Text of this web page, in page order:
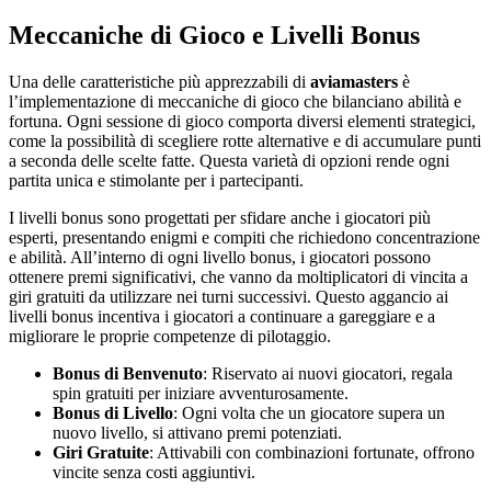
Meccaniche di Gioco e Livelli Bonus
Una delle caratteristiche più apprezzabili di aviamasters è
l’implementazione di meccaniche di gioco che bilanciano abilità e
fortuna. Ogni sessione di gioco comporta diversi elementi strategici,
come la possibilità di scegliere rotte alternative e di accumulare punti
a seconda delle scelte fatte. Questa varietà di opzioni rende ogni
partita unica e stimolante per i partecipanti.
I livelli bonus sono progettati per sfidare anche i giocatori più
esperti, presentando enigmi e compiti che richiedono concentrazione
e abilità. All’interno di ogni livello bonus, i giocatori possono
ottenere premi significativi, che vanno da moltiplicatori di vincita a
giri gratuiti da utilizzare nei turni successivi. Questo aggancio ai
livelli bonus incentiva i giocatori a continuare a gareggiare e a
migliorare le proprie competenze di pilotaggio.
Bonus di Benvenuto: Riservato ai nuovi giocatori, regala
spin gratuiti per iniziare avventurosamente.
Bonus di Livello: Ogni volta che un giocatore supera un
nuovo livello, si attivano premi potenziati.
Giri Gratuite: Attivabili con combinazioni fortunate, offrono
vincite senza costi aggiuntivi.